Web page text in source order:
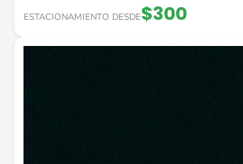
ESTACIONAMIENTO DESDE$300